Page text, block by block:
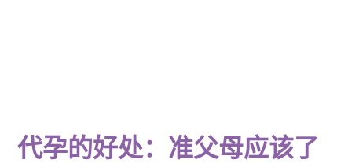
代孕的好处：准父母应该了